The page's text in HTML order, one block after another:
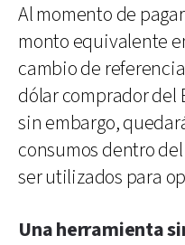
Al momento de
monto equivalente
cambio de
dólar comprador del
sin embargo,
consumos dentro
ser utilizados para
Una herramienta